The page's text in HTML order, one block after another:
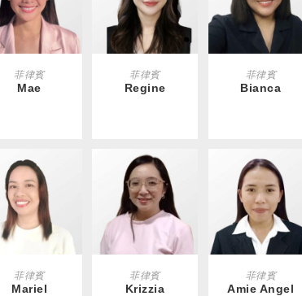
READ MORE
菲律賓
Mae
READ MORE
菲律賓
Regine
READ MORE
菲律賓
Bianca
READ MORE
菲律賓
Mariel
READ MORE
菲律賓
Krizzia
READ MORE
菲律賓
Amie Angel